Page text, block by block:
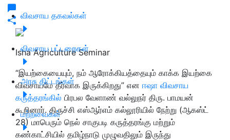
விவசாய தகவல்கள்
விவசாய பட்டறைகள்
அரசு திட்டங்கள்
மற்றவைகள்
Isha Agriculture Seminar
“இயற்கையையும், நம் ஆரோக்கியத்தையும் காக்க இயற்கை
விவசாயமே தீர்வாக இருக்கிறது” என ஈஷா விவசாய
கருத்தரங்கில் பிரபல வேளாண் வல்லுநர் திரு. பாமயன்
கூறினார். திருச்சி எஸ்ஆர்எம் கல்லூரியில் நேற்று (ஆகஸ்ட்
28) மாபெரும் நெல் சாகுபடி கருத்தரங்கு மற்றும்
கண்காட்சியில் தமிழ்நாடு முழுவதிலும் இருந்து